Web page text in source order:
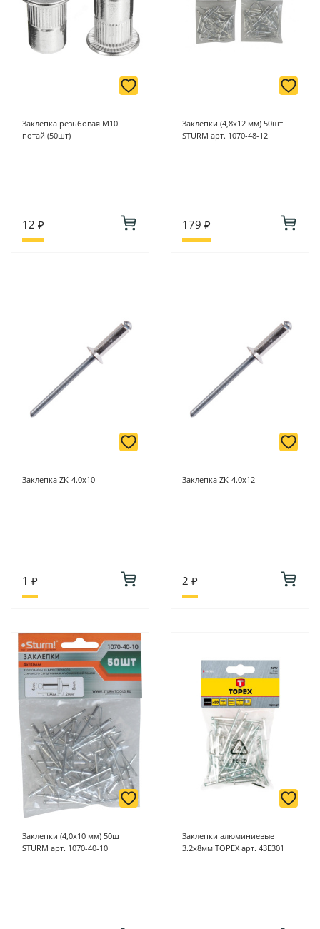
Заклепка резьбовая М10
потай (50шт)
12 ₽
Заклепки (4,8х12 мм) 50шт
STURM арт. 1070-48-12
179 ₽
Заклепка ZK-4.0х10
1 ₽
Заклепка ZK-4.0х12
2 ₽
Заклепки (4,0х10 мм) 50шт
STURM арт. 1070-40-10
Заклепки алюминиевые
3.2х8мм TOPEX арт. 43E301